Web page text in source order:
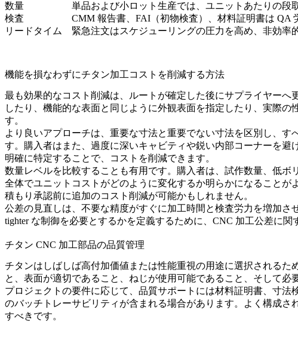
数量
単品および小ロット生産では、ユニットあたりの段
検査
CMM 報告書、FAI（初物検査）、材料証明書は QA
リードタイム
緊急注文はスケジューリングの圧力を高め、非効率
機能を損なわずにチタン加工コストを削減する方法
最も効果的なコスト削減は、ルートが確定した後にサプライヤー
したり、機能的な表面と同じように外観表面を指定したり、実際
す。
より良いアプローチは、重要な寸法と重要でない寸法を区別し、
す。購入者はまた、過度に深いキャビティや鋭い内部コーナーを避け
明確に特定することで、コストを削減できます。
数量レベルを比較することも有用です。購入者は、試作数量、 低ボ
全体でユニットコストがどのように変化するか明らかになること
積もり承認前に追加のコスト削減が可能かもしれません。
公差の見直しは、不要な精度がすぐに加工時間と検査労力を増加
tighter な制御を必要とするかを定義するために、 CNC 加工公差に関
チタン CNC 加工部品の品質管理
チタンはしばしば高付加価値または性能重視の用途に選択される
と、表面が適切であること、ねじが使用可能であること、そして
プロジェクトの要件に応じて、品質サポートには材料証明書、寸
のバッチトレーサビリティが含まれる場合があります。よく構成
すべきです。